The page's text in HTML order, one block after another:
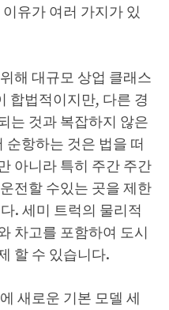
유가 여러 가지가 있
해 대규모 상업 클래스
합법적이지만, 다른 경
는 것과 복잡하지 않은
순항하는 것은 법을 떠
아니라 특히 주간 주간
전할 수있는 곳을 제한
. 세미 트럭의 물리적
차고를 포함하여 도시
할 수 있습니다.
새로운 기본 모델 세